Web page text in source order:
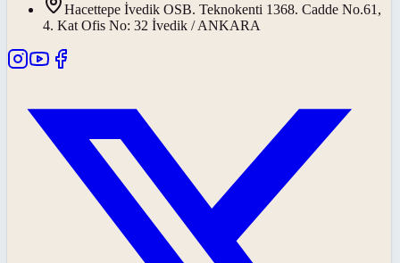
Hacettepe İvedik OSB. Teknokenti 1368. Cadde No.61,
4. Kat Ofis No: 32 İvedik / ANKARA